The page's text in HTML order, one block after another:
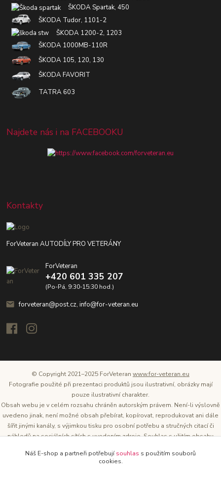
ŠKODA Spartak, 450
ŠKODA Tudor, 1101-2
ŠKODA 1200-2, 1203
ŠKODA 1000MB-110R
ŠKODA 105, 120, 130
ŠKODA FAVORIT
TATRA 603
Najdete nás i na FACEBOOKU
Kontakty
ForVeteran AUTODÍLY PRO VETERÁNY
ForVeteran
+420 601 335 207
(Po-Pá, 9:30-15:30 hod.)
forveteran@post.cz, info@for-veteran.eu
© Copyright 2021–2025 ForVeteran www.for-veteran.eu
Fotografie použité při prezentaci produktů jsou ilustrativní, obrázky mají
pouze ilustrativní charakter.
Obsah webu je v celém rozsahu chráněn autorským právem. Není-li výslovně
uvedeno jinak, není možné obsah přebírat, kopírovat, reprodukovat ani dále
šířit jinými kanály, s výjimkou tisku pro osobní potřebu a stručných citací či
náhledů na sociálních sítích s uvedením zdroje. Souhlas s užitím obsahu
těchto webových stránek je Tomáš Oršel.
Náš E-shop a partneři potřebujísouhlas s použitím souborů
cookies.